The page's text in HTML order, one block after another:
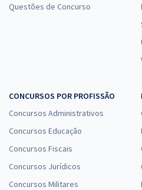
Questões de Concurso
CONCURSOS POR PROFISSÃO
Concursos Administrativos
Concursos Educação
Concursos Fiscais
Concursos Jurídicos
Concursos Militares